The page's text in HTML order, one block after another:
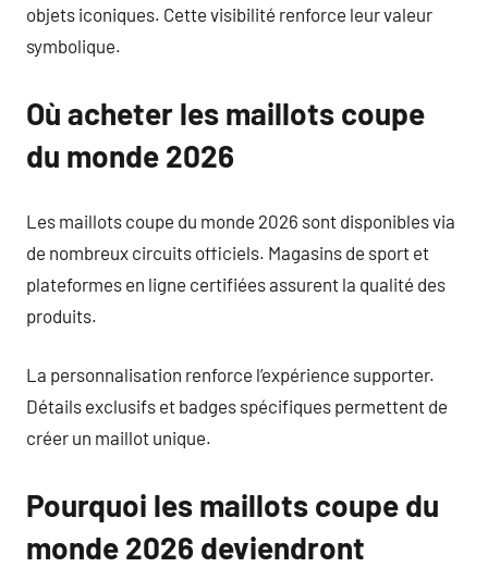
objets iconiques. Cette visibilité renforce leur valeur
symbolique.
Où acheter les maillots coupe
du monde 2026
Les maillots coupe du monde 2026 sont disponibles via
de nombreux circuits officiels. Magasins de sport et
plateformes en ligne certifiées assurent la qualité des
produits.
La personnalisation renforce l’expérience supporter.
Détails exclusifs et badges spécifiques permettent de
créer un maillot unique.
Pourquoi les maillots coupe du
monde 2026 deviendront